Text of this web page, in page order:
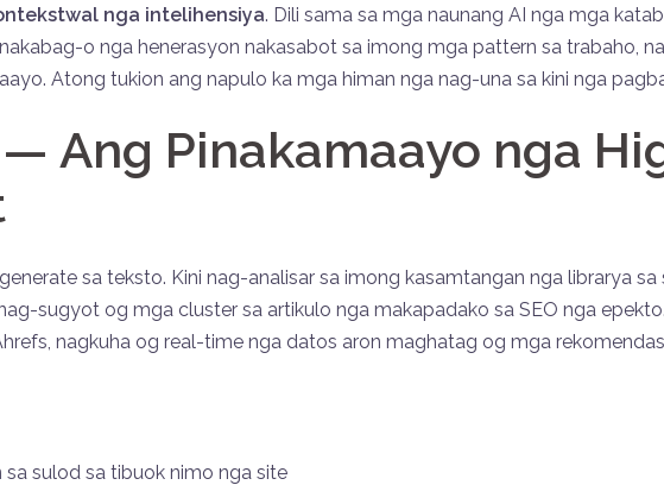
nga intelihensiya. Dili sama sa mga naunang AI nga mga
o nga henerasyon nakasabot sa imong mga pattern sa trabaho,
Atong tukion ang napulo ka mga himan nga nag-una sa kini nga
Ang Pinakamaayo nga
sa teksto. Kini nag-analisar sa imong kasamtangan nga librarya
sugyot og mga cluster sa artikulo nga makapadako sa SEO nga
nagkuha og real-time nga datos aron maghatag og mga
sulod sa tibuok nimo nga site